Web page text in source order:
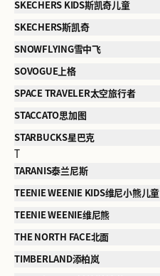
SKECHERS KIDS斯凯奇儿童
SKECHERS斯凯奇
SNOWFLYING雪中飞
SOVOGUE上格
SPACE TRAVELER太空旅行者
STACCATO思加图
STARBUCKS星巴克
T
TARANIS泰兰尼斯
TEENIE WEENIE KIDS维尼小熊儿童
TEENIE WEENIE维尼熊
THE NORTH FACE北面
TIMBERLAND添柏岚